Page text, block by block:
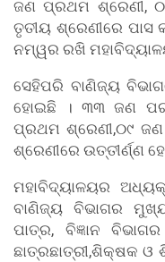
ଜଣ ପ୍ରଥମ ଶ୍ରେଣୀ,
ତୃତୀୟ ଶ୍ରେଣୀରେ ପାସ
ନମ୍ୱର ରଖି
ସେହିପରି ବାଣିଜ୍ୟ
ହୋଇଛି । ୩୩ ଜଣ
ପ୍ରଥମ ଶ୍ରେଣୀ,୦୯
ଶ୍ରେଣୀରେ ଉତ୍ତୀର୍ଣ୍ଣ
ମହାବିଦ୍ୟାଳୟର
ବାଣିଜ୍ୟ ବିଭାଗର
ପାତ୍ର, ବିଜ୍ଞାନ
ଛାତ୍ରଛାତ୍ରୀ,ଶିକ୍ଷକ ଓ